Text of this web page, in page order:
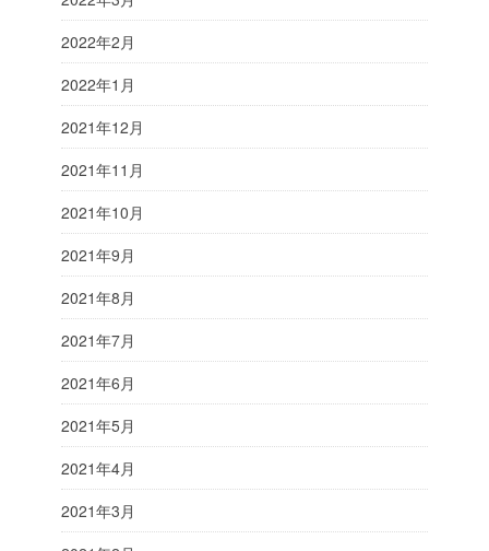
2022年2月
2022年1月
2021年12月
2021年11月
2021年10月
2021年9月
2021年8月
2021年7月
2021年6月
2021年5月
2021年4月
2021年3月